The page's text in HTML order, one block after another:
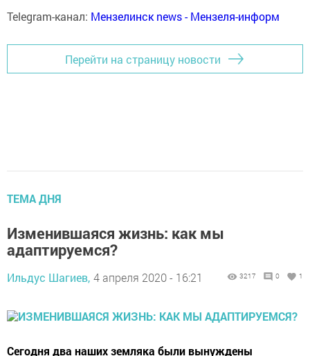
Telegram-канал: Мензелинск news - Мензеля-информ
Перейти на страницу новости
ТЕМА ДНЯ
Изменившаяся жизнь: как мы
адаптируемся?
Ильдус Шагиев, 4 апреля 2020 - 16:21 3217 0 1
Сегодня два наших земляка были вынуждены